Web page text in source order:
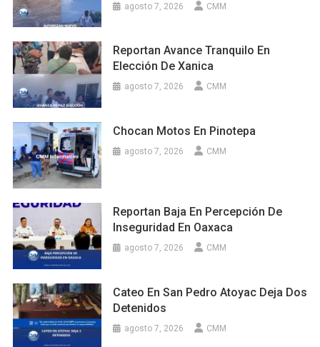
agosto 7, 2026 CMM
Reportan Avance Tranquilo En
Elección De Xanica
agosto 7, 2026 CMM
Chocan Motos En Pinotepa
agosto 7, 2026 CMM
Reportan Baja En Percepción De
Inseguridad En Oaxaca
agosto 7, 2026 CMM
Cateo En San Pedro Atoyac Deja Dos
Detenidos
agosto 7, 2026 CMM